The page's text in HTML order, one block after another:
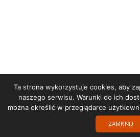
Ta strona wykorzystuje cookies, aby
naszego serwisu. Warunki do ich
można określić w przeglądarce
ZAMKNIJ
STRONA
POBYTY
PROJEKT UE